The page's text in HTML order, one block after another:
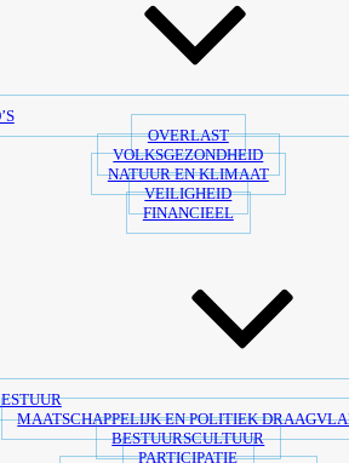
OVERLAST
VOLKSGEZONDHEID
NATUUR EN KLIMAAT
VEILIGHEID
FINANCIEEL
MAATSCHAPPELIJK EN POLITIEK
BESTUURSCULTUUR
PARTICIPATIE